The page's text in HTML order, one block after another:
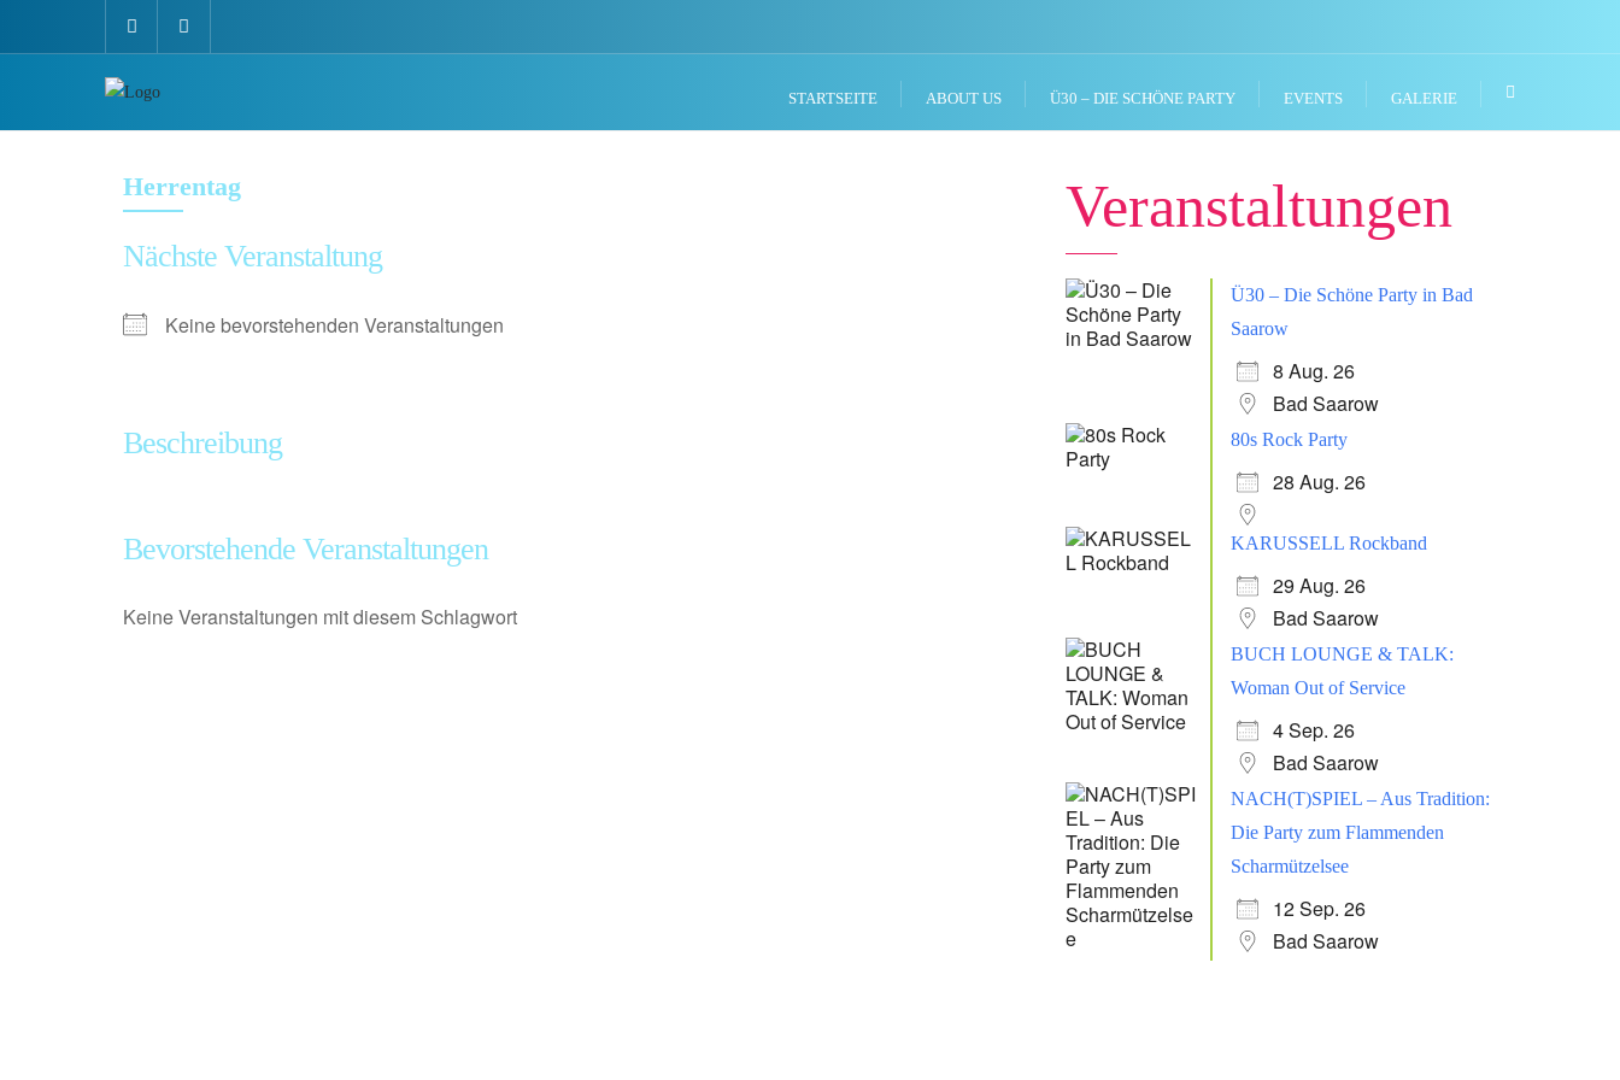
STARTSEITE ABOUT US Ü30 – DIE SCHÖNE PARTY EVENTS GALERIE
Herrentag
Nächste Veranstaltung
Keine bevorstehenden Veranstaltungen
Beschreibung
Bevorstehende Veranstaltungen
Keine Veranstaltungen mit diesem Schlagwort
Veranstaltungen
Ü30 – Die Schöne Party in Bad
Saarow
8 Aug. 26
Bad Saarow
80s Rock Party
28 Aug. 26
KARUSSELL Rockband
29 Aug. 26
Bad Saarow
BUCH LOUNGE & TALK:
Woman Out of Service
4 Sep. 26
Bad Saarow
NACH(T)SPIEL – Aus Tradition:
Die Party zum Flammenden
Scharmützelsee
12 Sep. 26
Bad Saarow